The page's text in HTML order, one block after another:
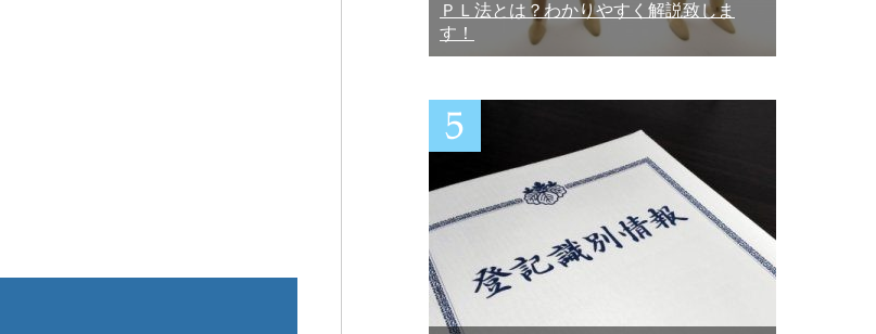
ＰＬ法とは？わかりやすく解説致しま
す！